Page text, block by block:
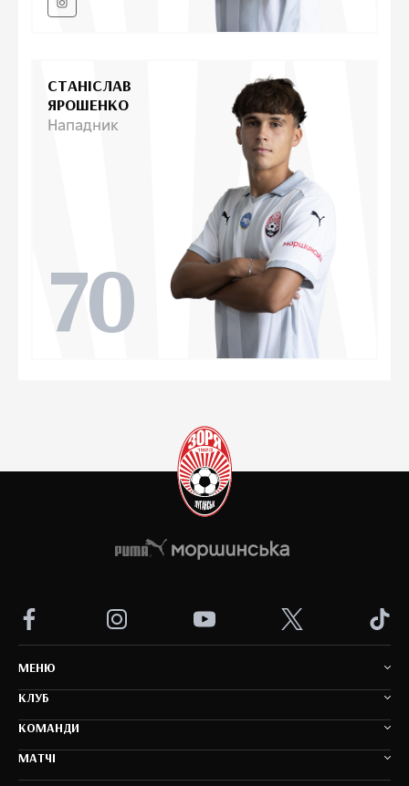
СТАНІСЛАВ
ЯРОШЕНКО
Нападник
70
MEНЮ
КЛУБ
КОМАНДИ
МАТЧІ